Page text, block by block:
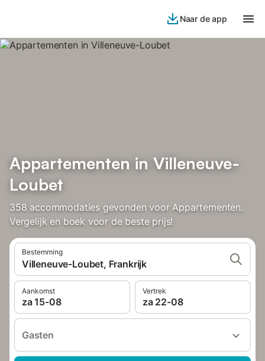
Naar de app
Appartementen in Villeneuve-
Loubet
358 accommodaties gevonden voor Appartementen.
Vergelijk en boek voor de beste prijs!
Bestemming
Villeneuve-Loubet, Frankrijk
Aankomst
za 15-08
Vertrek
za 22-08
Gasten